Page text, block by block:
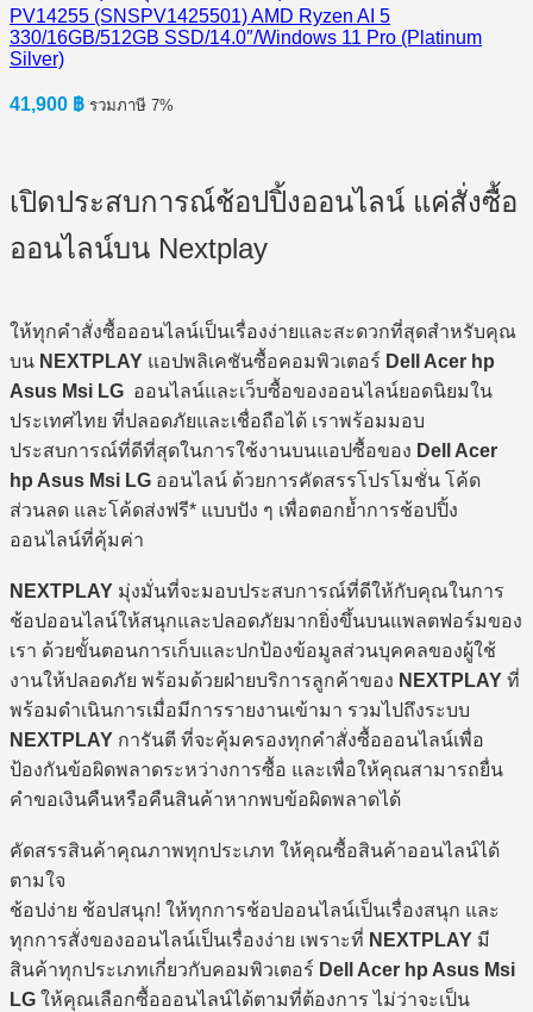
PV14255 (SNSPV1425501) AMD Ryzen AI 5
330/16GB/512GB SSD/14.0″/Windows 11 Pro (Platinum
Silver)
41,900 ฿ รวมภาษี 7%
เปิดประสบการณ์ช้อปปิ้งออนไลน์ แค่สั่งซื้อ
ออนไลน์บน Nextplay
ให้ทุกคำสั่งซื้อออนไลน์เป็นเรื่องง่ายและสะดวกที่สุดสำหรับคุณ
บน NEXTPLAY แอปพลิเคชันซื้อคอมพิวเตอร์ Dell Acer hp
Asus Msi LG ออนไลน์และเว็บซื้อของออนไลน์ยอดนิยมใน
ประเทศไทย ที่ปลอดภัยและเชื่อถือได้ เราพร้อมมอบ
ประสบการณ์ที่ดีที่สุดในการใช้งานบนแอปซื้อของ Dell Acer
hp Asus Msi LG ออนไลน์ ด้วยการคัดสรรโปรโมชั่น โค้ด
ส่วนลด และโค้ดส่งฟรี* แบบปัง ๆ เพื่อตอกย้ำการช้อปปิ้ง
ออนไลน์ที่คุ้มค่า
NEXTPLAY มุ่งมั่นที่จะมอบประสบการณ์ที่ดีให้กับคุณในการ
ช้อปออนไลน์ให้สนุกและปลอดภัยมากยิ่งขึ้นบนแพลตฟอร์มของ
เรา ด้วยขั้นตอนการเก็บและปกป้องข้อมูลส่วนบุคคลของผู้ใช้
งานให้ปลอดภัย พร้อมด้วยฝ่ายบริการลูกค้าของ NEXTPLAY ที่
พร้อมดำเนินการเมื่อมีการรายงานเข้ามา รวมไปถึงระบบ
NEXTPLAY การันตี ที่จะคุ้มครองทุกคำสั่งซื้อออนไลน์เพื่อ
ป้องกันข้อผิดพลาดระหว่างการซื้อ และเพื่อให้คุณสามารถยื่น
คำขอเงินคืนหรือคืนสินค้าหากพบข้อผิดพลาดได้
คัดสรรสินค้าคุณภาพทุกประเภท ให้คุณซื้อสินค้าออนไลน์ได้
ตามใจ
ช้อปง่าย ช้อปสนุก! ให้ทุกการช้อปออนไลน์เป็นเรื่องสนุก และ
ทุกการสั่งของออนไลน์เป็นเรื่องง่าย เพราะที่ NEXTPLAY มี
สินค้าทุกประเภทเกี่ยวกับคอมพิวเตอร์ Dell Acer hp Asus Msi
LG ให้คุณเลือกซื้อออนไลน์ได้ตามที่ต้องการ ไม่ว่าจะเป็น